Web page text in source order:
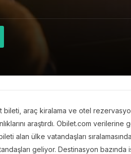
bileti, araç kiralama ve otel
araştırdı. Obilet.com
alan ülke vatandaşları
geliyor. Destinasyon